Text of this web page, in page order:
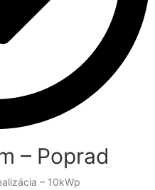
– Poprad
– 10kWp